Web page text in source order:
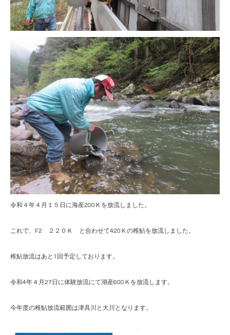
令和４年４月１５日に海産200Ｋを放流しました。
これで、F2 ２２０Ｋ と合わせて420Ｋの稚鮎を放流しました。
稚鮎放流はあと1回予定しております。
令和4年４月27日に体験放流にて湖産600Ｋを放流します。
今年度の稚鮎放流範囲は津具川と大川となります。